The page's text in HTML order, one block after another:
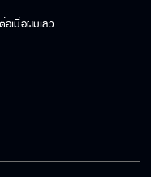
เมื่อผมเลว
ชั่ว